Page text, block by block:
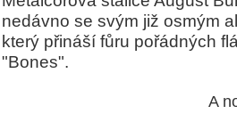
nedávno se svým již osmým
který přináší fůru pořádných
"Bones".
A